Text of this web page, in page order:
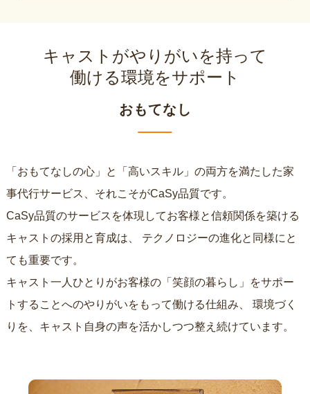
キャストがやりがいを持って
働ける環境をサポート
おもてなし
「おもてなしの心」と「高いスキル」の両方を満たした家
事代行サービス、それこそがCaSy品質です。
CaSy品質のサービスを体現してお客様と信頼関係を築ける
キャストの採用と育成は、
ても重要です。
キャスト一人ひとりがお客様の「笑顔の暮らし」をサポー
トすることへのやりがいをもって働ける仕組み、
りを、キャスト自身の声を活かしつつ整え続けています。